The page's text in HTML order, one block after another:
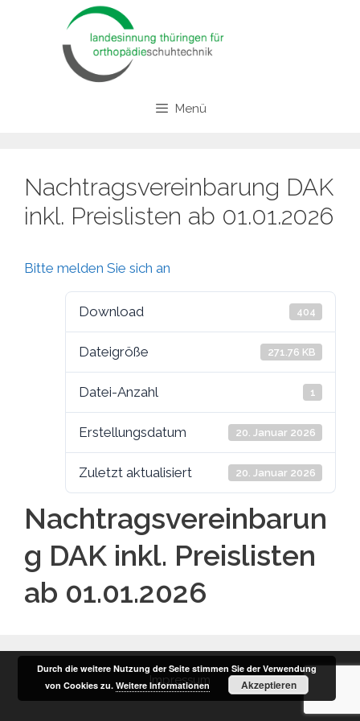
Menü
Nachtragsvereinbarung DAK
inkl. Preislisten ab 01.01.2026
Bitte melden Sie sich an
Download 404
Dateigröße 271.76 KB
Datei-Anzahl 1
Erstellungsdatum 20. Januar 2026
Zuletzt aktualisiert 20. Januar 2026
Nachtragsvereinbarun
g DAK inkl. Preislisten
ab 01.01.2026
Impressum
Durch die weitere Nutzung der Seite stimmen Sie der Verwendung
von Cookies zu.Weitere Informationen Akzeptieren